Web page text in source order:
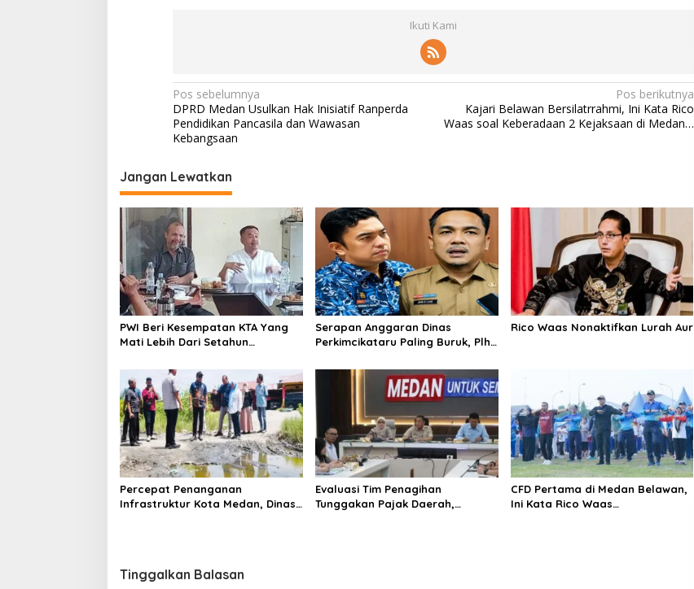
Ikuti Kami
N
a
v
i
g
a
s
i
p
o
s
Pos sebelumnya
DPRD Medan Usulkan Hak Inisiatif Ranperda
Pendidikan Pancasila dan Wawasan
Kebangsaan
Pos berikutnya
Kajari Belawan Bersilatrrahmi, Ini Kata Rico
Waas soal Keberadaan 2 Kejaksaan di Medan…
Jangan Lewatkan
PWI Beri Kesempatan KTA Yang
Mati Lebih Dari Setahun
Serapan Anggaran Dinas
Perkimcikataru Paling Buruk, Plh
Rico Waas Nonaktifkan Lurah Aur
Percepat Penanganan
Infrastruktur Kota Medan, Dinas
Evaluasi Tim Penagihan
Tunggakan Pajak Daerah,
CFD Pertama di Medan Belawan,
Ini Kata Rico Waas…
Tinggalkan Balasan